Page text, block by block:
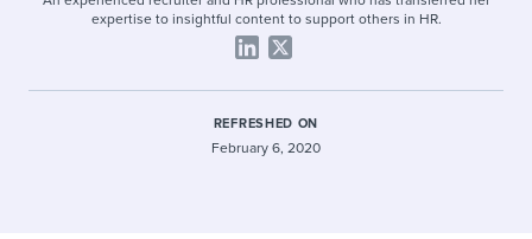
expertise to insightful content to support others in HR.
REFRESHED ON
February 6, 2020